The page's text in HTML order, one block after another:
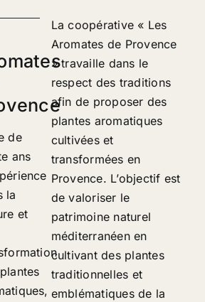
de
ans
la
et
La coopérative « Les
Aromates de Provence
» travaille dans le
respect des traditions
afin de proposer des
plantes aromatiques
cultivées et
transformées en
Provence. L’objectif est
de valoriser le
patrimoine naturel
méditerranéen en
cultivant des plantes
traditionnelles et
emblématiques de la